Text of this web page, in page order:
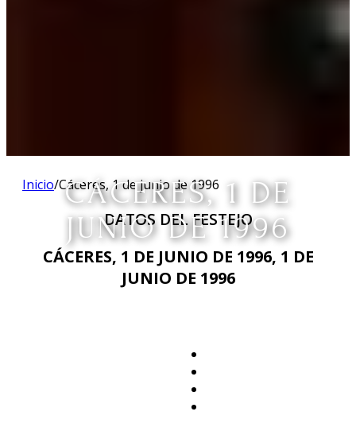
CÁCERES, 1 DE
JUNIO DE 1996
Inicio/Cáceres, 1 de junio de 1996
DATOS DEL FESTEJO
CÁCERES, 1 DE JUNIO DE 1996, 1 DE
JUNIO DE 1996